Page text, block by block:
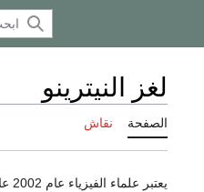
لغز النيترينو
الصفحة نقاش